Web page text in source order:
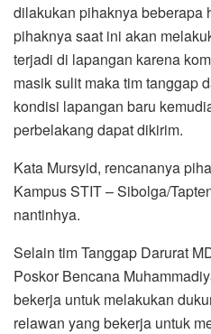
dilakukan pihaknya beberapa
pihaknya saat ini akan
terjadi di lapangan karena
masik sulit maka tim tanggap
kondisi lapangan baru
perbelakang dapat dikirim.
Kata Mursyid, rencananya
Kampus STIT – Sibolga/
nantinhya.
Selain tim Tanggap Darurat
Poskor Bencana
bekerja untuk melakukan
relawan yang bekerja untuk